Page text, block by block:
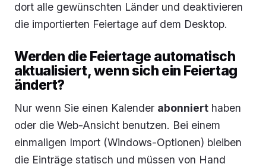
dort alle gewünschten Länder und deaktivieren
die importierten Feiertage auf dem Desktop.
Werden die Feiertage automatisch
aktualisiert, wenn sich ein Feiertag
ändert?
Nur wenn Sie einen Kalender abonniert haben
oder die Web-Ansicht benutzen. Bei einem
einmaligen Import (Windows-Optionen) bleiben
die Einträge statisch und müssen von Hand